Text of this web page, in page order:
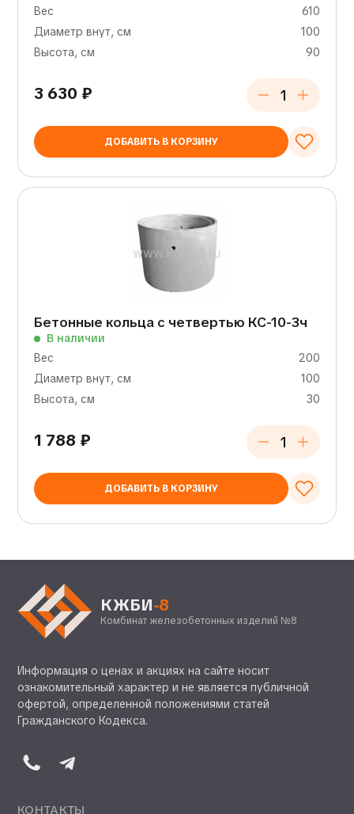
Вес
610
Диаметр внут, см
100
Высота, см
90
3 630 ₽
ДОБАВИТЬ В КОРЗИНУ
Бетонные кольца с четвертью КС-10-3ч
В наличии
Вес
200
Диаметр внут, см
100
Высота, см
30
1 788 ₽
ДОБАВИТЬ В КОРЗИНУ
КЖБИ-8
Комбинат железобетонных изделий №8
Информация о ценах и акциях на сайте носит
ознакомительный характер и не является публичной
офертой, определенной положениями статей
Гражданского Кодекса.
КОНТАКТЫ